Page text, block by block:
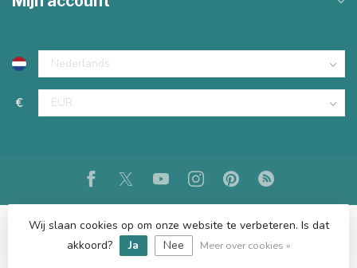
€
© Copyright 2026 KKEC
Wij slaan cookies op om onze website te verbeteren. Is dat
akkoord?
Ja Nee Meer over cookies »